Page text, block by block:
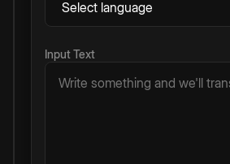
Input Text